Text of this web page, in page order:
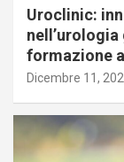
Uroclinic:
nell’urologia
formazione
Dicembre 11,